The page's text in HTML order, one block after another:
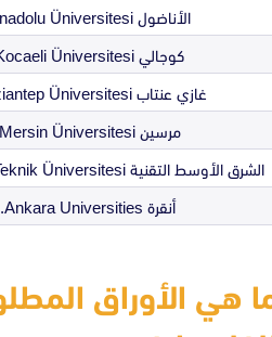
الأناضول Anadolu Üniversitesi.
كوجالي Kocaeli Üniversitesi.
غازي عنتاب Gaziantep Üniversitesi.
مرسين Mersin Üniversitesi.
الشرق الأوسط التقنية Orta Dogu Teknik Üniversitesi.
أنقرة Ankara Universities.
هي الأوراق